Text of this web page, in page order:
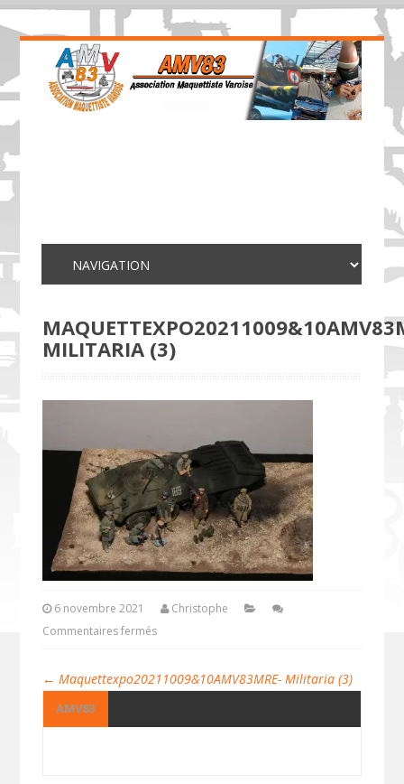
MILITARIA (3)
6 novembre 2021
Christophe
Commentaires fermés
← Maquettexpo20211009&10AMV83MRE- Militaria (3)
AMV83